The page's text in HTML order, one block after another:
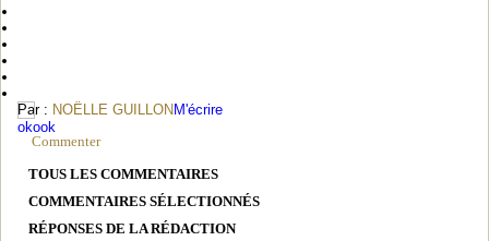
Par : NOËLLE GUILLONM'écrire
Commenter
TOUS LES COMMENTAIRES
COMMENTAIRES SÉLECTIONNÉS
RÉPONSES DE LA RÉDACTION